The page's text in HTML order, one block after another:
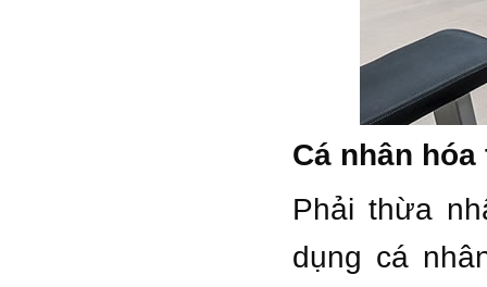
Cá nhân
Phải thừa
dụng cá